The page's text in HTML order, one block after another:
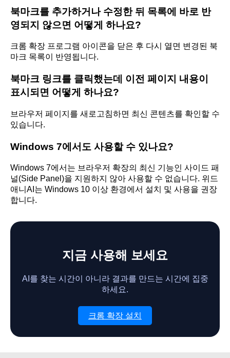
북마크를 추가하거나 수정한 뒤 목록에 바로 반
영되지 않으면 어떻게 하나요?
크롬 확장 프로그램 아이콘을 닫은 후 다시 열면 변경된 북
마크 목록이 반영됩니다.
북마크 링크를 클릭했는데 이전 페이지 내용이
표시되면 어떻게 하나요?
브라우저 페이지를 새로고침하면 최신 콘텐츠를 확인할 수
있습니다.
Windows 7에서도 사용할 수 있나요?
Windows 7에서는 브라우저 확장의 최신 기능인 사이드 패
널(Side Panel)을 지원하지 않아 사용할 수 없습니다. 위드
애니AI는 Windows 10 이상 환경에서 설치 및 사용을 권장
합니다.
지금 사용해 보세요
AI를 찾는 시간이 아니라 결과를 만드는 시간에 집중
하세요.
크롬 확장 설치